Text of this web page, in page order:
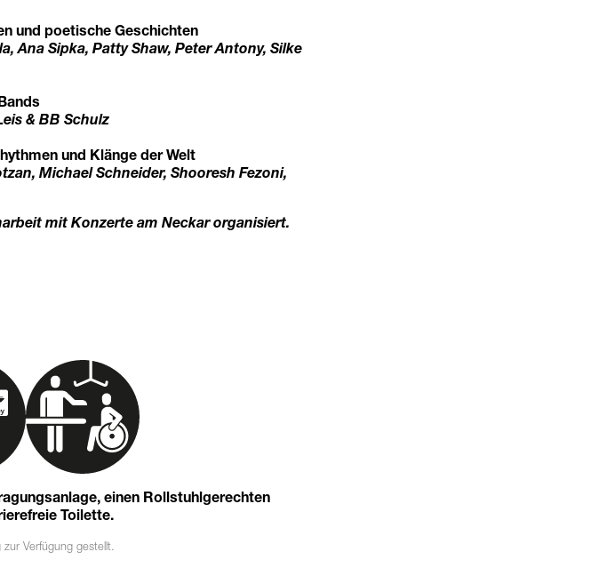
und poetische Geschichten
Ana Sipka, Patty Shaw, Peter Antony, Silke
& BB Schulz
und Klänge der Welt
Michael Schneider, Shooresh Fezoni,
mit Konzerte am Neckar organisiert.
einen Rollstuhlgerechten
Toilette.
Verfügung gestellt.